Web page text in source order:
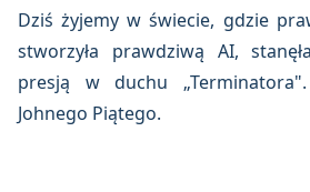
Dziś żyjemy w świecie, gdzie
stworzyła prawdziwą AI,
presją w duchu
Johnego Piątego.